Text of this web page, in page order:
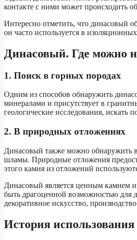
контакте с ними может происходить
Интересно отметить, что динасовый
он часто используется в
Динасовый. Где можно
1. Поиск в горных породах
Одним из способов обнаружить
минералами и присутствует в
геологические исследования,
2. В природных отложениях
Динасовый также можно обнаружить
шламы. Природные отложения
этого камня из отложений
Динасовый является ценным камнем
быть драгоценной возможностью для
декоративное искусство,
История использования